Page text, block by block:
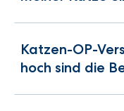
Katzen-OP-
hoch sind die